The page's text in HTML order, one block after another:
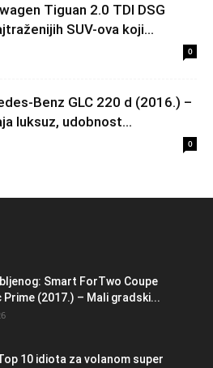
Tiguan 2.0 TDI DSG
SUV-ova koji...
0
Benz GLC 220 d (2016.) –
luksuz, udobnost...
0
Smart ForTwo Coupe
Prime (2017.) – Mali gradski...
10 idiota za volanom super